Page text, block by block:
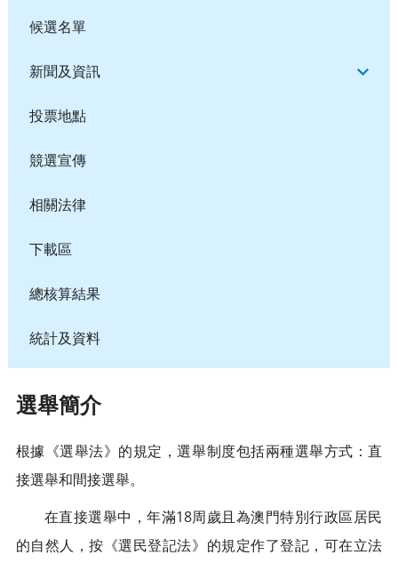
候選名單
新聞及資訊
投票地點
競選宣傳
相關法律
下載區
總核算結果
統計及資料
選舉簡介
根據《選舉法》的規定，選舉制度包括兩種選舉方式：直
接選舉和間接選舉。
在直接選舉中，年滿18周歲且為澳門特別行政區居民
的自然人，按《選民登記法》的規定作了登記，可在立法